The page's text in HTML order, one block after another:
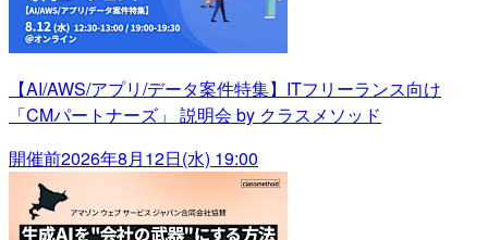
【AI/AWS/アプリ/データ案件特集】ITフリーランス向け
「CMパートナーズ」 説明会 by クラスメソッド
開催前2026年8月12日(水) 19:00